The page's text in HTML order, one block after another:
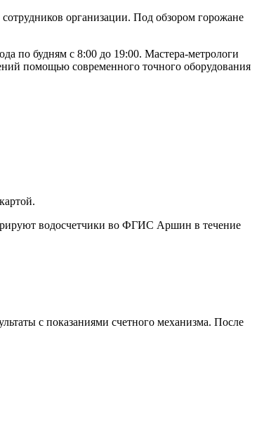
организации. Под обзором горожане
по будням с 8:00 до 19:00. Мастера-метрологи
помощью современного точного оборудования
водосчетчики во ФГИС Аршин в течение
с показаниями счетного механизма. После